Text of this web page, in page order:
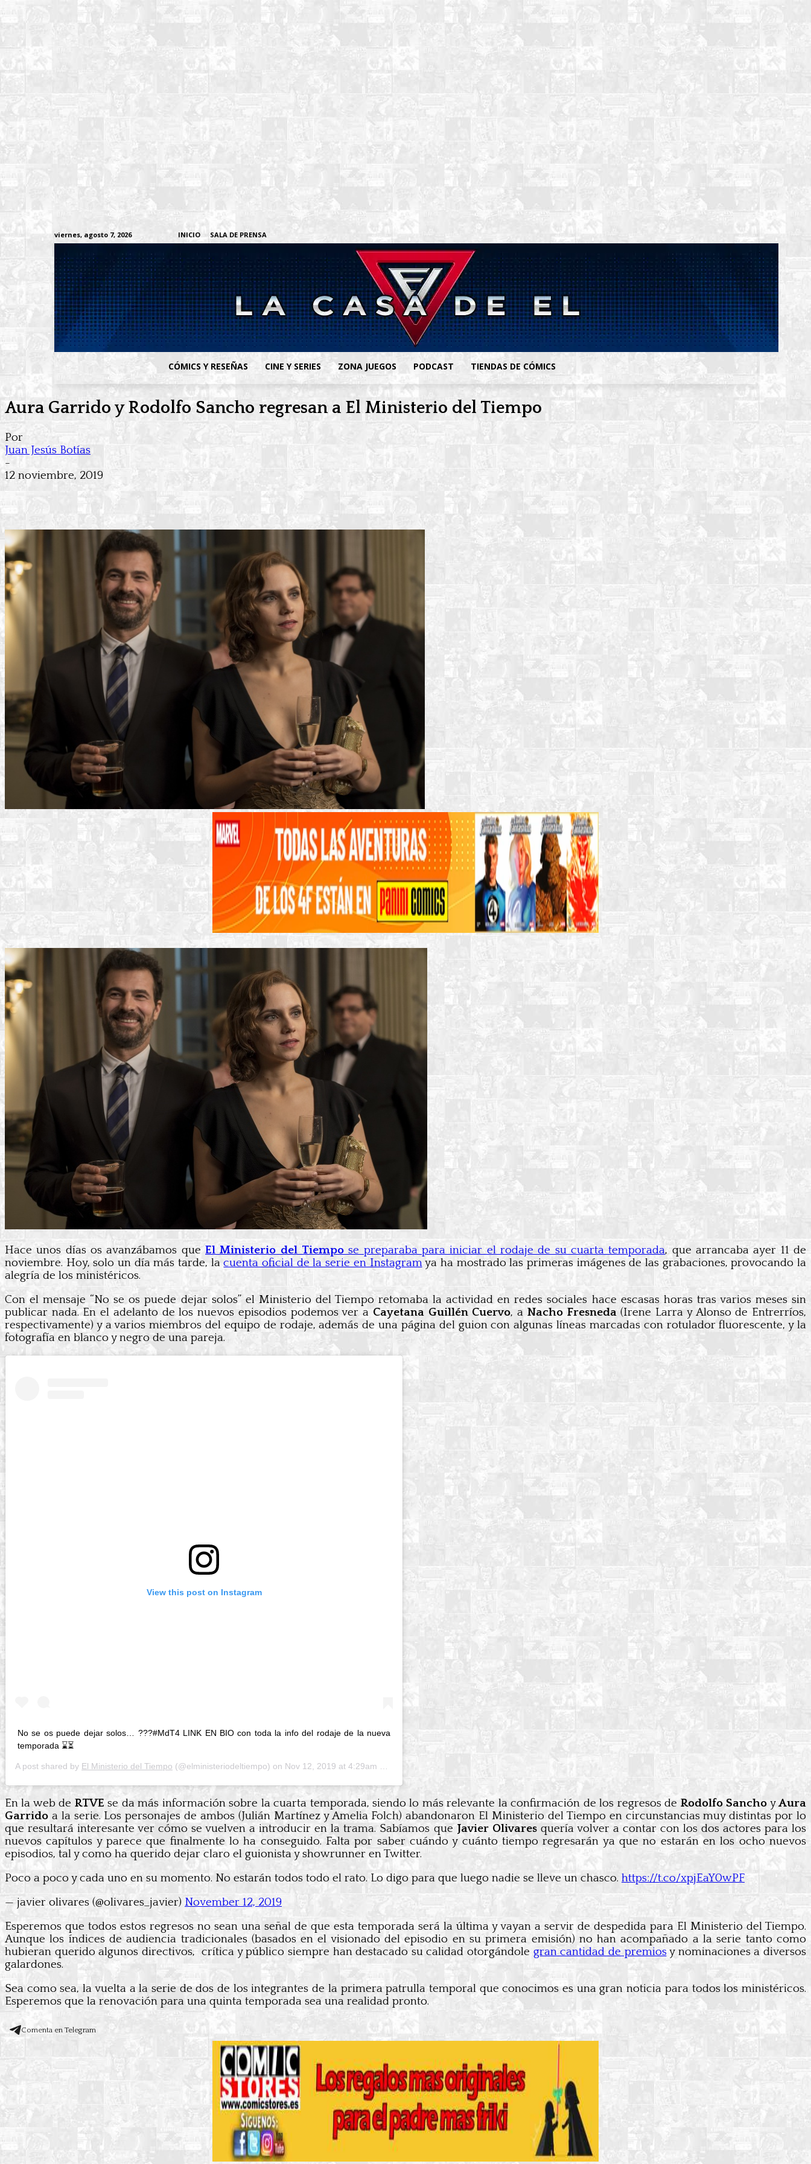
viernes, agosto 7, 2026 INICIO SALA DE PRENSA
CÓMICS Y RESEÑAS CINE Y SERIES ZONA JUEGOS PODCAST TIENDAS DE CÓMICS
Aura Garrido y Rodolfo Sancho regresan a El Ministerio del Tiempo
Por
Juan Jesús Botías
-
12 noviembre, 2019
Hace unos días os avanzábamos que El Ministerio del Tiempo se preparaba para iniciar el rodaje de su cuarta temporada, que arrancaba ayer 11 de
noviembre. Hoy, solo un día más tarde, lacuenta oficial de la serie en Instagramya ha mostrado las primeras imágenes de las grabaciones, provocando la
alegría de los ministéricos.
Con el mensaje “No se os puede dejar solos” el Ministerio del Tiempo retomaba la actividad en redes sociales hace escasas horas tras varios meses sin
publicar nada. En el adelanto de los nuevos episodios podemos ver a Cayetana Guillén Cuervo, a Nacho Fresneda(Irene Larra y Alonso de Entrerríos,
respectivamente) y a varios miembros del equipo de rodaje, además de una página del guion con algunas líneas marcadas con rotulador fluorescente, y la
fotografía en blanco y negro de una pareja.
View this post on Instagram
No se os puede dejar solos… ???#MdT4 LINK EN BIO con toda la info del rodaje de la nueva
temporada ⌛⏳
A post shared by El Ministerio del Tiempo (@elministeriodeltiempo) on Nov 12, 2019 at 4:29am PST
En la web de RTVE se da más información sobre la cuarta temporada, siendo lo más relevante la confirmación de los regresos de Rodolfo Sancho yAura
Garrido a la serie. Los personajes de ambos (Julián Martínez y Amelia Folch) abandonaron El Ministerio del Tiempo en circunstancias muy distintas por lo
que resultará interesante ver cómo se vuelven a introducir en la trama. Sabíamos que Javier Olivaresquería volver a contar con los dos actores para los
nuevos capítulos y parece que finalmente lo ha conseguido. Falta por saber cuándo y cuánto tiempo regresarán ya que no estarán en los ocho nuevos
episodios, tal y como ha querido dejar claro el guionista y showrunner en Twitter.
Poco a poco y cada uno en su momento. No estarán todos todo el rato. Lo digo para que luego nadie se lleve un chasco. https://t.co/xpjEaY0wPF
— javier olivares (@olivares_javier) November 12, 2019
Esperemos que todos estos regresos no sean una señal de que esta temporada será la última y vayan a servir de despedida para El Ministerio del Tiempo.
Aunque los índices de audiencia tradicionales (basados en el visionado del episodio en su primera emisión) no han acompañado a la serie tanto como
hubieran querido algunos directivos, crítica y público siempre han destacado su calidad otorgándole gran cantidad de premiosy nominaciones a diversos
galardones.
Sea como sea, la vuelta a la serie de dos de los integrantes de la primera patrulla temporal que conocimos es una gran noticia para todos los ministéricos.
Esperemos que la renovación para una quinta temporada sea una realidad pronto.
Comenta en Telegram